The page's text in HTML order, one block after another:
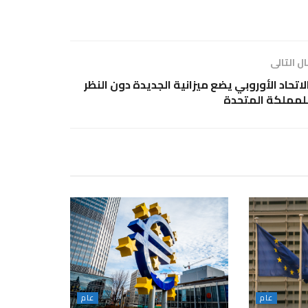
التالى
الأوروبي يضع ميزانية الجديدة دون النظر
المتحدة
عام عام